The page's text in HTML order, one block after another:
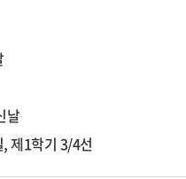
날
제1학기 3/4선